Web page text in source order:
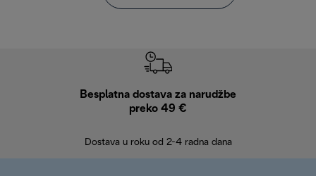
Besplatna dostava za narudžbe
preko 49 €
Dostava u roku od 2-4 radna dana